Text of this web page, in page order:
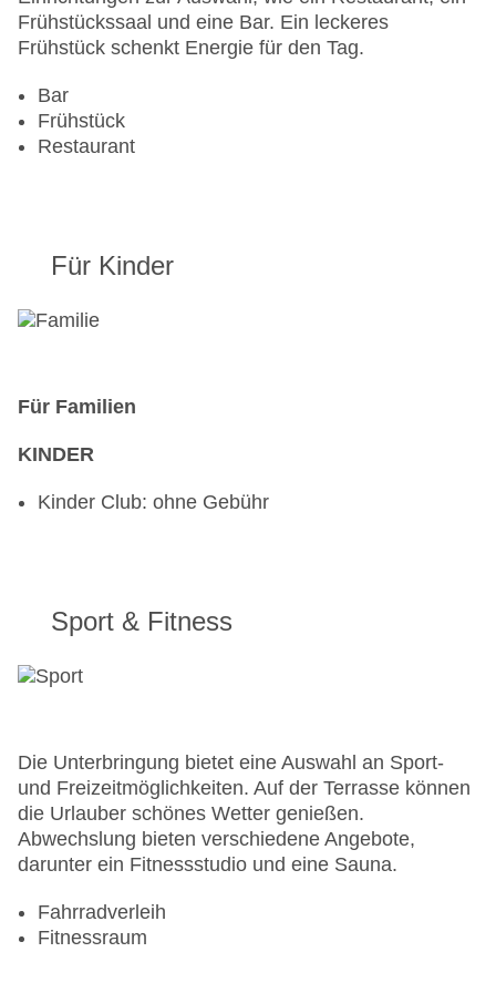
Frühstückssaal und eine Bar. Ein leckeres
Frühstück schenkt Energie für den Tag.
Bar
Frühstück
Restaurant
Für Kinder
Für Familien
KINDER
Kinder Club: ohne Gebühr
Sport & Fitness
Die Unterbringung bietet eine Auswahl an Sport-
und Freizeitmöglichkeiten. Auf der Terrasse können
die Urlauber schönes Wetter genießen.
Abwechslung bieten verschiedene Angebote,
darunter ein Fitnessstudio und eine Sauna.
Fahrradverleih
Fitnessraum